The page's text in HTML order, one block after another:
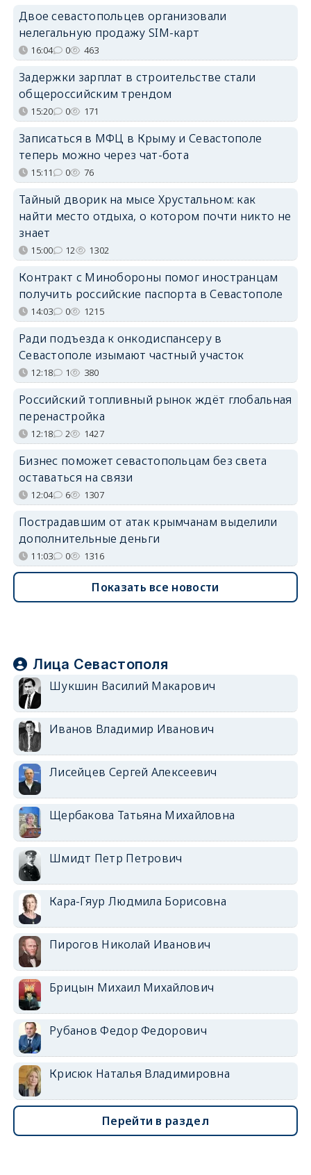
Двое севастопольцев организовали
нелегальную продажу SIM-карт
16:04 0 463
Задержки зарплат в строительстве стали
общероссийским трендом
15:20 0 171
Записаться в МФЦ в Крыму и Севастополе
теперь можно через чат-бота
15:11 0 76
Тайный дворик на мысе Хрустальном: как
найти место отдыха, о котором почти никто не
знает
15:00 12 1302
Контракт с Минобороны помог иностранцам
получить российские паспорта в Севастополе
14:03 0 1215
Ради подъезда к онкодиспансеру в
Севастополе изымают частный участок
12:18 1 380
Российский топливный рынок ждёт глобальная
перенастройка
12:18 2 1427
Бизнес поможет севастопольцам без света
оставаться на связи
12:04 6 1307
Пострадавшим от атак крымчанам выделили
дополнительные деньги
11:03 0 1316
Показать все новости
Лица Севастополя
Шукшин Василий Макарович
Иванов Владимир Иванович
Лисейцев Сергей Алексеевич
Щербакова Татьяна Михайловна
Шмидт Петр Петрович
Кара-Гяур Людмила Борисовна
Пирогов Николай Иванович
Брицын Михаил Михайлович
Рубанов Федор Федорович
Крисюк Наталья Владимировна
Перейти в раздел